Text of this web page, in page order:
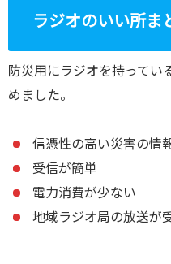
ラジオのいい所ま
防災用にラジオを持ってい
めました。
信憑性の高い災害の情
受信が簡単
電力消費が少ない
地域ラジオ局の放送が